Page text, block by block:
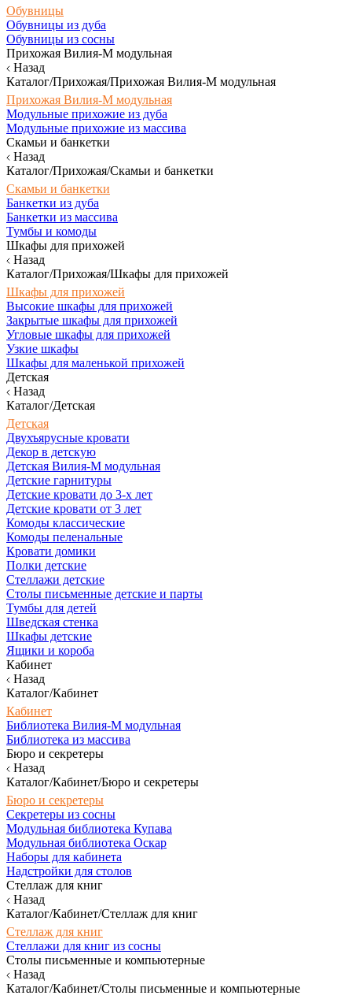
Обувницы
Обувницы из дуба
Обувницы из сосны
Прихожая Вилия-М модульная
Назад
Каталог/Прихожая/Прихожая Вилия-М модульная
Прихожая Вилия-М модульная
Модульные прихожие из дуба
Модульные прихожие из массива
Скамьи и банкетки
Назад
Каталог/Прихожая/Скамьи и банкетки
Скамьи и банкетки
Банкетки из дуба
Банкетки из массива
Тумбы и комоды
Шкафы для прихожей
Назад
Каталог/Прихожая/Шкафы для прихожей
Шкафы для прихожей
Высокие шкафы для прихожей
Закрытые шкафы для прихожей
Угловые шкафы для прихожей
Узкие шкафы
Шкафы для маленькой прихожей
Детская
Назад
Каталог/Детская
Детская
Двухъярусные кровати
Декор в детскую
Детская Вилия-М модульная
Детские гарнитуры
Детские кровати до 3-х лет
Детские кровати от 3 лет
Комоды классические
Комоды пеленальные
Кровати домики
Полки детские
Стеллажи детские
Столы письменные детские и парты
Тумбы для детей
Шведская стенка
Шкафы детские
Ящики и короба
Кабинет
Назад
Каталог/Кабинет
Кабинет
Библиотека Вилия-М модульная
Библиотека из массива
Бюро и секретеры
Назад
Каталог/Кабинет/Бюро и секретеры
Бюро и секретеры
Секретеры из сосны
Модульная библиотека Купава
Модульная библиотека Оскар
Наборы для кабинета
Надстройки для столов
Стеллаж для книг
Назад
Каталог/Кабинет/Стеллаж для книг
Стеллаж для книг
Стеллажи для книг из сосны
Столы письменные и компьютерные
Назад
Каталог/Кабинет/Столы письменные и компьютерные